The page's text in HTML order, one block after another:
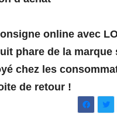
online avec
phare de la marque
chez les
de retour !